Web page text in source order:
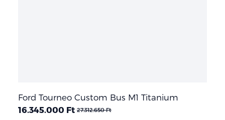
Ford Tourneo Custom Bus M1 Titanium
16.345.000 Ft 27.312.650 Ft